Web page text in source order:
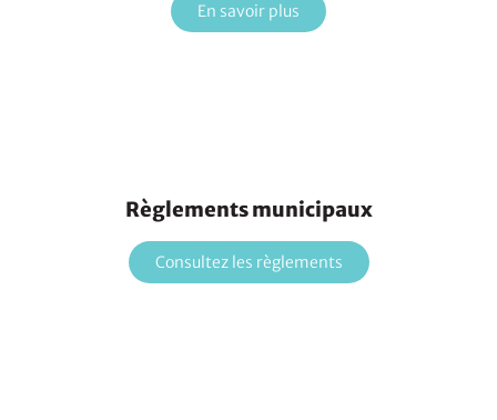
En savoir plus
Règlements municipaux
Consultez les règlements